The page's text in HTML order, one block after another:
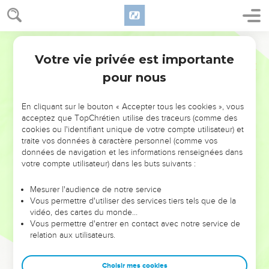
NE MANQUEZ PAS L’ÉVÉNEMENT
DE L’ANNÉE !
ET SI LEURS ERREURS POUVAIENT VOUS ÉVITER LES
VOTRES ?
leur foi ou leur vision. Mais on voit moins les doutes, les erreurs
et les saisons difficiles qu'ils ont traversés, alors même que ce
sont elles qui les ont façonnés.
Dans cette conférence, leaders, entrepreneurs, et responsables
clés pour avancer avec plus de sagesse afin que leurs erreurs
Votre vie privée est importante
pour nous
En cliquant sur le bouton « Accepter tous les cookies », vous
acceptez que TopChrétien utilise des traceurs (comme des
cookies ou l'identifiant unique de votre compte utilisateur) et
traite vos données à caractère personnel (comme vos
données de navigation et les informations renseignées dans
votre compte utilisateur) dans les buts suivants :
Mesurer l'audience de notre service
Vous permettre d'utiliser des services tiers tels que de la
vidéo, des cartes du monde…
Vous permettre d'entrer en contact avec notre service de
relation aux utilisateurs.
Choisir mes cookies